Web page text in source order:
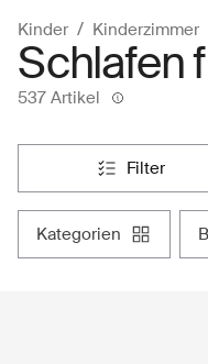
Kinder Kinderzimmer
Schlafen
537 Artikel
filter
kategorien